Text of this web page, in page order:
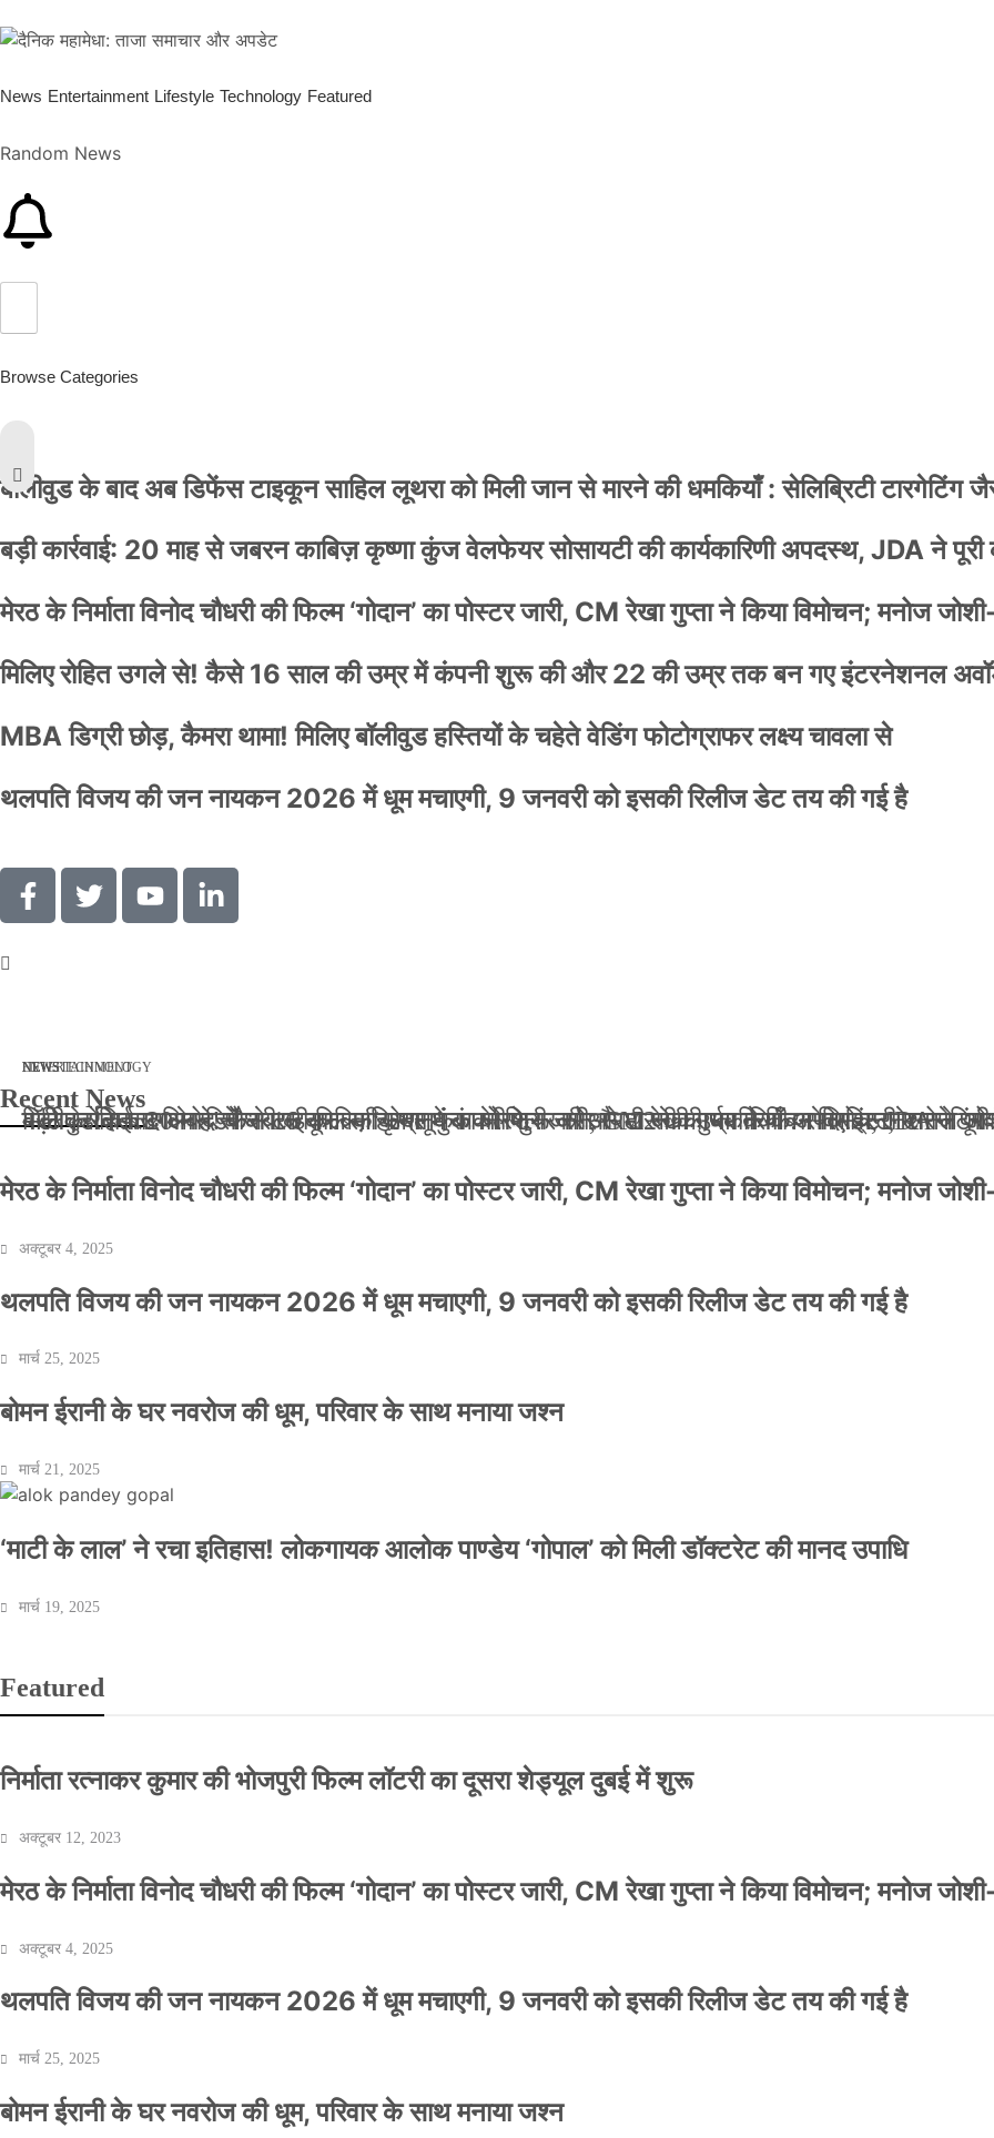
News Entertainment Lifestyle Technology Featured
Random News
Browse Categories
बॉलीवुड के बाद अब डिफेंस टाइकून साहिल लूथरा को मिली जान से मारने की धमकियाँ : सेलिब्रिटी टारगेटिंग
बड़ी कार्रवाई: 20 माह से जबरन काबिज़ कृष्णा कुंज वेलफेयर सोसायटी की कार्यकारिणी अपदस्थ, JDA ने पूरी
मेरठ के निर्माता विनोद चौधरी की फिल्म ‘गोदान’ का पोस्टर जारी, CM रेखा गुप्ता ने किया विमोचन; मनोज
मिलिए रोहित उगले से! कैसे 16 साल की उम्र में कंपनी शुरू की और 22 की उम्र तक बन गए इंटरनेशनल
MBA डिग्री छोड़, कैमरा थामा! मिलिए बॉलीवुड हस्तियों के चहेते वेडिंग फोटोग्राफर लक्ष्य चावला से
थलपति विजय की जन नायकन 2026 में धूम मचाएगी, 9 जनवरी को इसकी रिलीज डेट तय की गई है
NEWS मार्च 2, 2026
बॉलीवुड के बाद अब डिफेंस टाइकून साहिल लूथरा को मिली जान से मारने की धमकियाँ : सेलिब्रिटी
NEWS जनवरी 29, 2026
बड़ी कार्रवाई: 20 माह से जबरन काबिज़ कृष्णा कुंज वेलफेयर सोसायटी की कार्यकारिणी अपदस्थ, JDA ने
ENTERTAINMENT
मेरठ के निर्माता विनोद चौधरी की फिल्म ‘गोदान’ का पोस्टर जारी, CM रेखा गुप्ता ने किया विमोचन; मनोज
NEWSTECHNOLOGY
मिलिए रोहित उगले से! कैसे 16 साल की उम्र में कंपनी शुरू की और 22 की उम्र तक बन गए इंटरनेशनल
Recent News
मेरठ के निर्माता विनोद चौधरी की फिल्म ‘गोदान’ का पोस्टर जारी, CM रेखा गुप्ता ने किया विमोचन; मनोज
अक्टूबर 4, 2025
थलपति विजय की जन नायकन 2026 में धूम मचाएगी, 9 जनवरी को इसकी रिलीज डेट तय की गई है
मार्च 25, 2025
बोमन ईरानी के घर नवरोज की धूम, परिवार के साथ मनाया जश्न
मार्च 21, 2025
‘माटी के लाल’ ने रचा इतिहास! लोकगायक आलोक पाण्डेय ‘गोपाल’ को मिली डॉक्टरेट की मानद उपाधि
मार्च 19, 2025
Featured
निर्माता रत्नाकर कुमार की भोजपुरी फिल्म लॉटरी का दूसरा शेड्यूल दुबई में शुरू
अक्टूबर 12, 2023
मेरठ के निर्माता विनोद चौधरी की फिल्म ‘गोदान’ का पोस्टर जारी, CM रेखा गुप्ता ने किया विमोचन; मनोज
अक्टूबर 4, 2025
थलपति विजय की जन नायकन 2026 में धूम मचाएगी, 9 जनवरी को इसकी रिलीज डेट तय की गई है
मार्च 25, 2025
बोमन ईरानी के घर नवरोज की धूम, परिवार के साथ मनाया जश्न